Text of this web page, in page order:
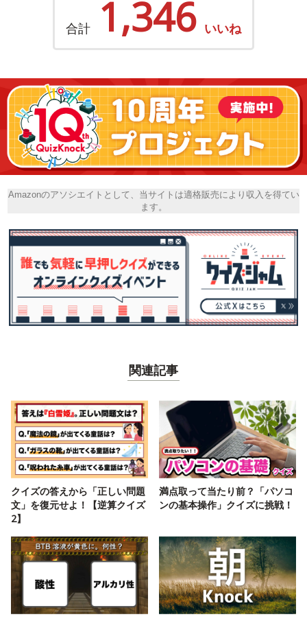
合計 1,346 いいね
Amazonのアソシエイトとして、当サイトは適格販売により収入を得てい
ます。
関連記事
クイズの答えから「正しい問題
文」を復元せよ！【逆算クイズ
2】
満点取って当たり前？「パソコ
ンの基本操作」クイズに挑戦！